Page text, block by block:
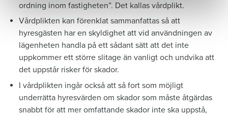
ordning inom fastigheten”. Det kallas vårdplikt.
Vårdplikten kan förenklat sammanfattas så att
hyresgästen har en skyldighet att vid användningen av
lägenheten handla på ett sådant sätt att det inte
uppkommer ett större slitage än vanligt och undvika att
det uppstår risker för skador.
I vårdplikten ingår också att så fort som möjligt
underrätta hyresvärden om skador som måste åtgärdas
snabbt för att mer omfattande skador inte ska uppstå,